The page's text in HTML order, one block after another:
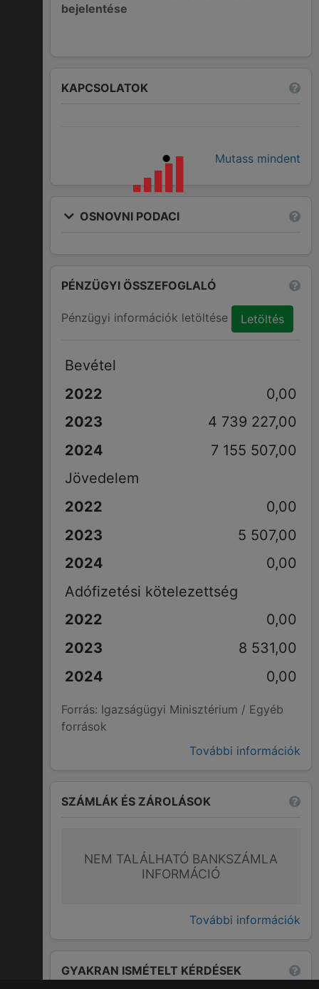
bejelentése
KAPCSOLATOK
Mutass mindent
OSNOVNI PODACI
PÉNZÜGYI ÖSSZEFOGLALÓ
Pénzügyi információk letöltése Letöltés
Bevétel
0,00
4 739 227,00
7 155 507,00
Jövedelem
0,00
5 507,00
0,00
Adófizetési kötelezettség
0,00
8 531,00
0,00
Forrás: Igazságügyi Minisztérium / Egyéb
források
További információk
SZÁMLÁK ÉS ZÁROLÁSOK
NEM TALÁLHATÓ BANKSZÁMLA
INFORMÁCIÓ
További információk
GYAKRAN ISMÉTELT KÉRDÉSEK